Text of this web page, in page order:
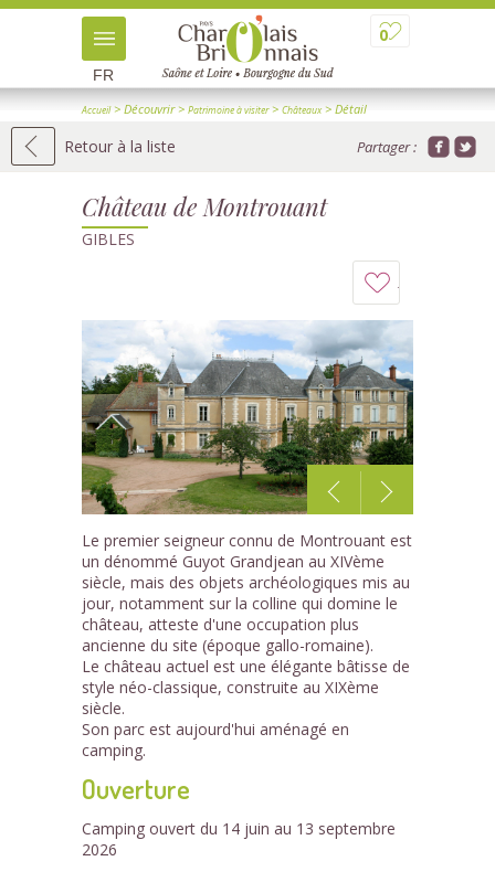
0
FR
Accueil> Découvrir> Patrimoine à visiter> Châteaux> Détail
Retour à la liste Partager :
Château de Montrouant
GIBLES
à
mon
carnet
1 /3
Le premier seigneur connu de Montrouant est
un dénommé Guyot Grandjean au XIVème
siècle, mais des objets archéologiques mis au
jour, notamment sur la colline qui domine le
château, atteste d'une occupation plus
ancienne du site (époque gallo-romaine).
Le château actuel est une élégante bâtisse de
style néo-classique, construite au XIXème
siècle.
Son parc est aujourd'hui aménagé en
camping.
Ouverture
Camping ouvert du 14 juin au 13 septembre
2026